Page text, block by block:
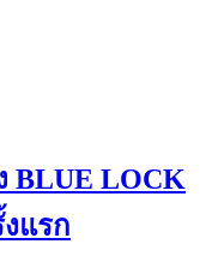
BLUE LOCK
แรก